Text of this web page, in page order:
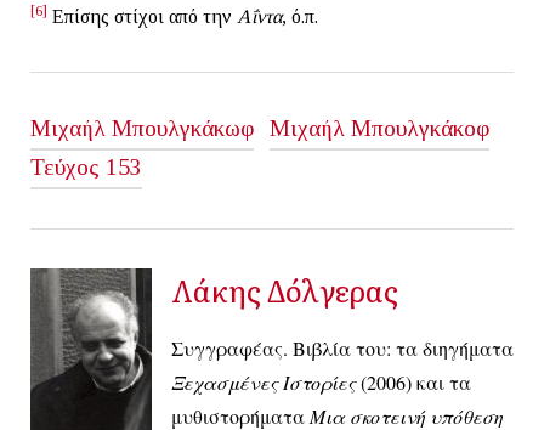
[6] Επίσης στίχοι από την Αΐντα, ό.π.
Μιχαήλ Μπουλγκάκωφ
Μιχαήλ Μπουλγκάκοφ
Τεύχος 153
Λάκης Δόλγερας
Συγγραφέας. Βιβλία του: τα διηγήματα
Ξεχασμένες Ιστορίες(2006) και τα
μυθιστορήματα Μια σκοτεινή υπόθεση